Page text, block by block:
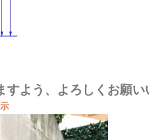
よう、よろしくお願い